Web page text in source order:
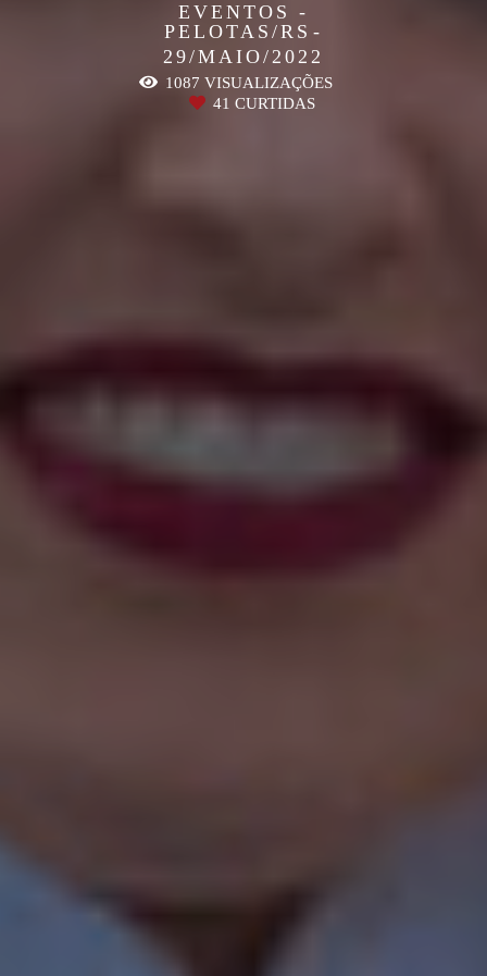
EVENTOS -
PELOTAS/RS
29/MAIO/2022
1087 VISUALIZAÇÕES
41 CURTIDAS